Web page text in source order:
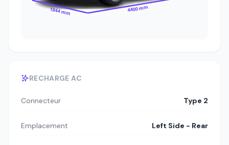
1844 mm 4400 mm
RECHARGE AC
Connecteur Type 2
Emplacement Left Side - Rear